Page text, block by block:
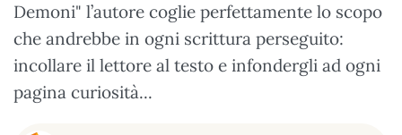
Demoni" l’autore coglie perfettamente lo scopo
che andrebbe in ogni scrittura perseguito:
incollare il lettore al testo e infondergli ad ogni
pagina curiosità...